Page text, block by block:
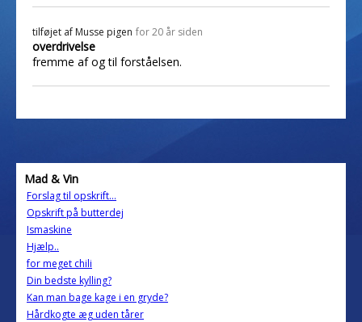
tilføjet af Musse pigen for 20 år siden
overdrivelse
fremme af og til forståelsen.
Mad & Vin
Forslag til opskrift...
Opskrift på butterdej
Ismaskine
Hjælp..
for meget chili
Din bedste kylling?
Kan man bage kage i en gryde?
Hårdkogte æg uden tårer